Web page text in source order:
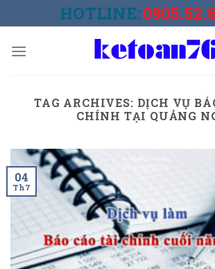
to
HOTLINE:
TAG ARCHIVES: DỊCH VỤ
CHÍNH TẠI QUẢNG
04
Th7